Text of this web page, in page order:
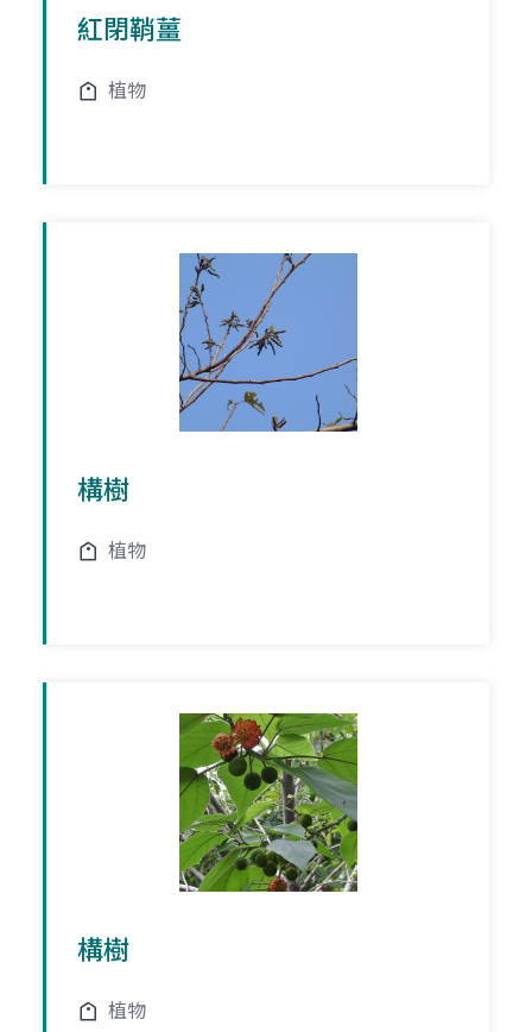
紅閉鞘薑
植物
構樹
植物
構樹
植物